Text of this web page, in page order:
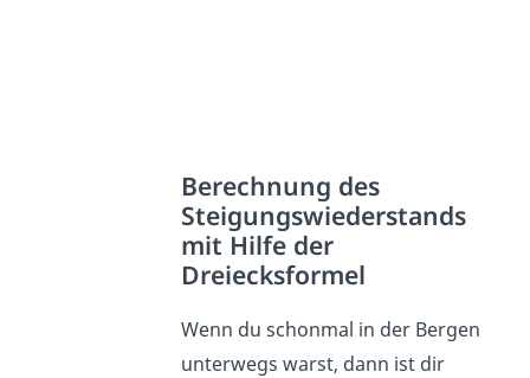
Berechnung des
Steigungswiederstands
mit Hilfe der
Dreiecksformel
Wenn du schonmal in der Bergen
unterwegs warst, dann ist dir